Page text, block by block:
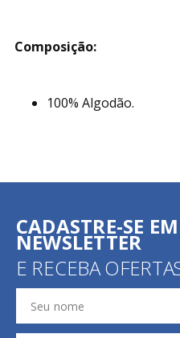
Composição:
100% Algodão.
CADASTRE-SE
NEWSLETTER
E RECEBA